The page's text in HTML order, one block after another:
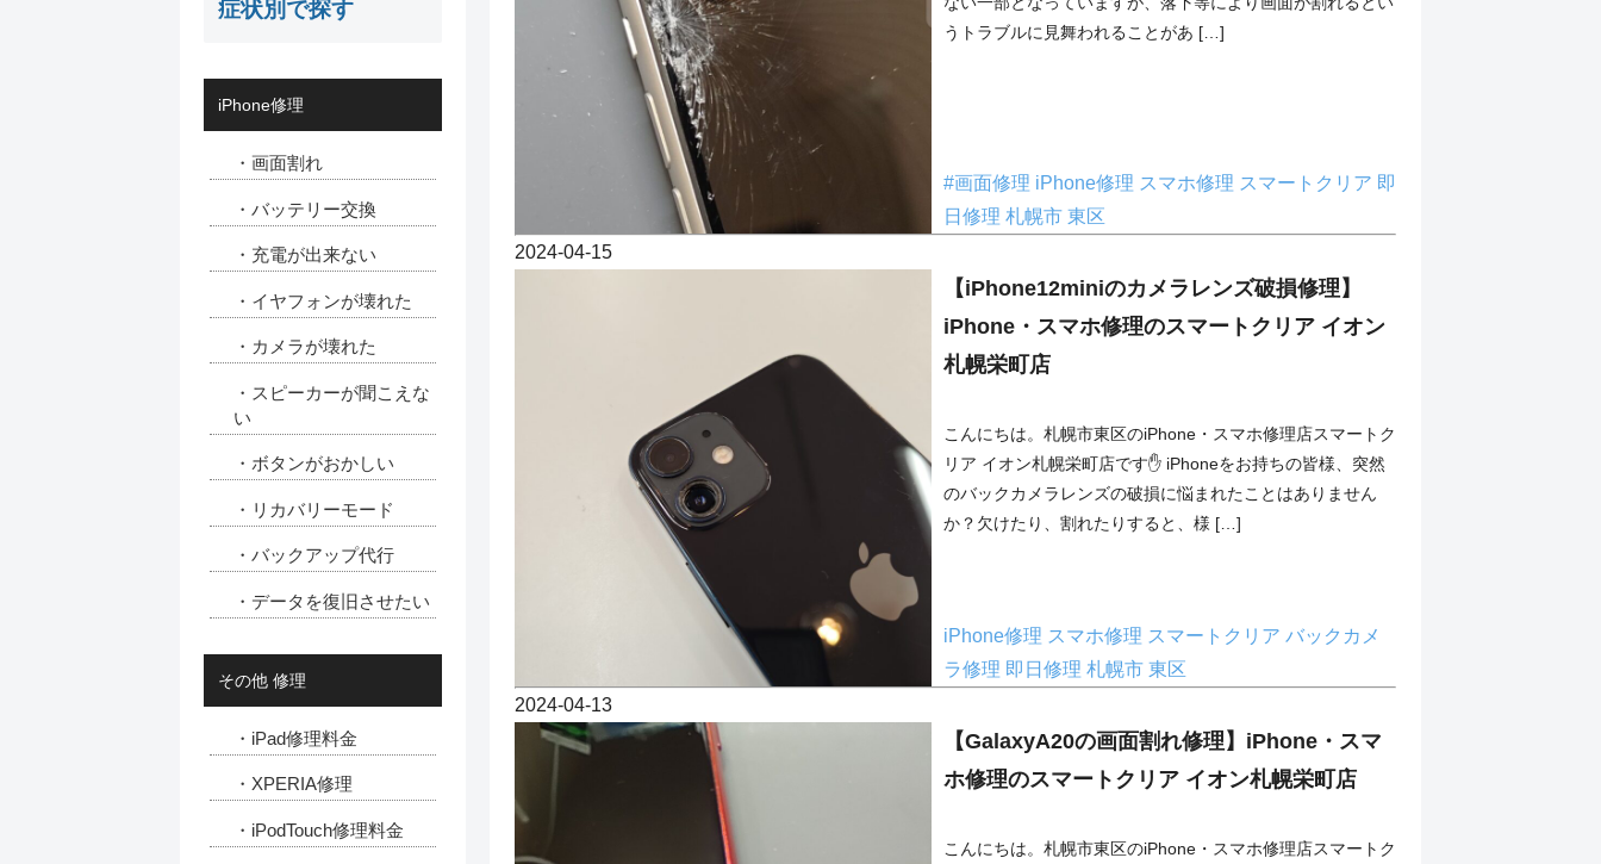
うトラブルに見舞われることがあ […]
#画面修理 iPhone修理 スマホ修理 スマートクリア 即
日修理 札幌市 東区
2024-04-15
【iPhone12miniのカメラレンズ破損修理】
iPhone・スマホ修理のスマートクリア イオン
札幌栄町店
こんにちは。札幌市東区のiPhone・スマホ修理店スマートク
リア イオン札幌栄町店です✋ iPhoneをお持ちの皆様、突然
のバックカメラレンズの破損に悩まれたことはありません
か？欠けたり、割れたりすると、様 […]
iPhone修理 スマホ修理 スマートクリア バックカメ
ラ修理 即日修理 札幌市 東区
2024-04-13
【GalaxyA20の画面割れ修理】iPhone・スマ
ホ修理のスマートクリア イオン札幌栄町店
こんにちは。札幌市東区のiPhone・スマホ修理店スマートク
症状別で探す
iPhone修理
・画面割れ
・バッテリー交換
・充電が出来ない
・イヤフォンが壊れた
・カメラが壊れた
・スピーカーが聞こえな
い
・ボタンがおかしい
・リカバリーモード
・バックアップ代行
・データを復旧させたい
その他 修理
・iPad修理料金
・XPERIA修理
・iPodTouch修理料金